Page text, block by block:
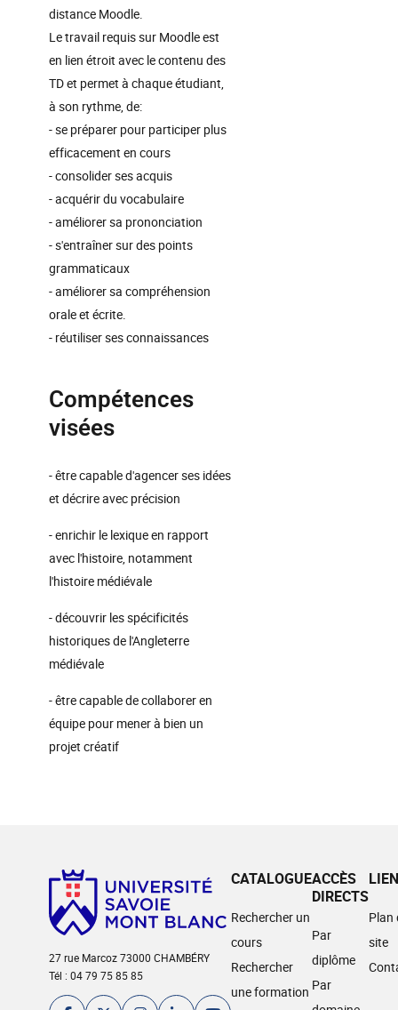
distance Moodle.
Le travail requis sur Moodle est
en lien étroit avec le contenu des
TD et permet à chaque étudiant,
à son rythme, de:
- se préparer pour participer plus
efficacement en cours
- consolider ses acquis
- acquérir du vocabulaire
- améliorer sa prononciation
- s'entraîner sur des points
grammaticaux
- améliorer sa compréhension
orale et écrite.
- réutiliser ses connaissances
Compétences
visées
- être capable d'agencer ses idées
et décrire avec précision
- enrichir le lexique en rapport
avec l'histoire, notamment
l'histoire médiévale
- découvrir les spécificités
historiques de l'Angleterre
médiévale
- être capable de collaborer en
équipe pour mener à bien un
projet créatif
27 rue Marcoz 73000 CHAMBÉRY
Tél : 04 79 75 85 85
CATALOGUE
Rechercher un
cours
Rechercher
une formation
ACCÈS
DIRECTS
Par
diplôme
Par
Plan
site